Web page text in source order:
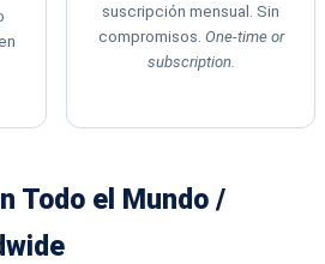
suscripción mensual. Sin
compromisos. One-time or
subscription.
Todo el Mundo /